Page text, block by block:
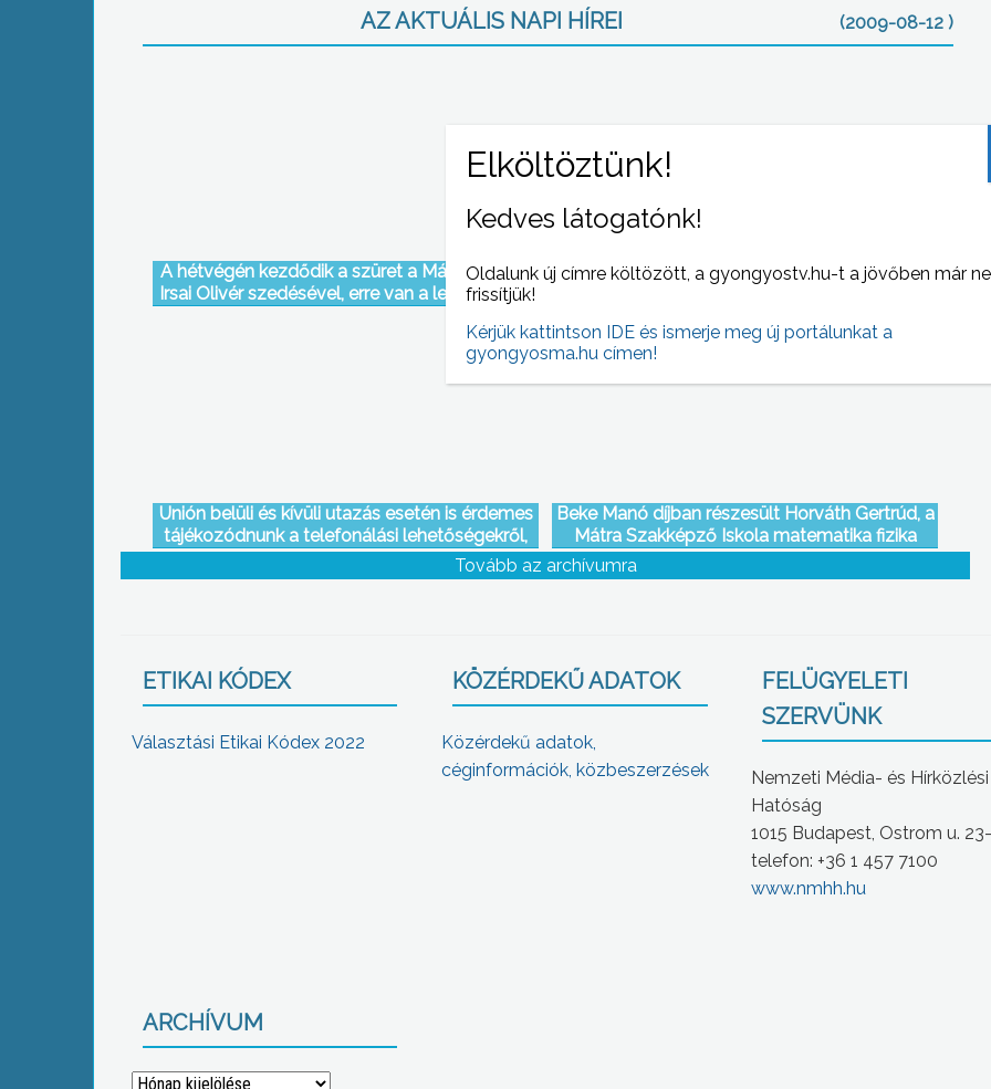
AZ AKTUÁLIS NAPI HÍREI (2009-08-12 )
A hétvégén kezdődik a szüret a Mátraalján az
Irsai Olivér szedésével, erre van a legnagyobb
A nyári szünet utolsó heteit kihasználva
Általános és Művészeti Iskolában
Unión belüli és kívüli utazás esetén is érdemes
tájékozódnunk a telefonálási lehetőségekről,
ugyanis egy- egy hívás fogadás vagy indítás
országonként eltérhet
Beke Manó díjban részesült Horváth Gertrúd, a
Mátra Szakképző Iskola matematika fizika
szakos pedagógusa
Tovább az archívumra
ETIKAI KÓDEX
Választási Etikai Kódex 2022
KÖZÉRDEKŰ ADATOK
Közérdekű adatok,
céginformációk, közbeszerzések
FELÜGYELETI
SZERVÜNK
Nemzeti Média- és Hírközlési
Hatóság
1015 Budapest, Ostrom u.
telefon: +36 1 457 7100
www.nmhh.hu
ARCHÍVUM
Archívum
Kedves látogatónk!
Oldalunk új címre költözött, a gyongyostv.hu-t a jövőben már
frissítjük!
Kérjük kattintson IDE és ismerje meg új portálunkat a
gyongyosma.hu címen!